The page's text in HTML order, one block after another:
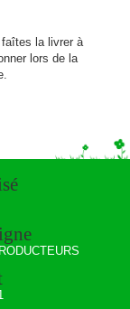
faîtes la livrer à
lors de la